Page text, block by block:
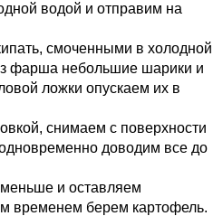
водой и отправим на
смоченными в холодной
фарша небольшие шарики и
ложки опускаем их в
снимаем с поверхности
доводим все до
и оставляем
временем берем картофель.